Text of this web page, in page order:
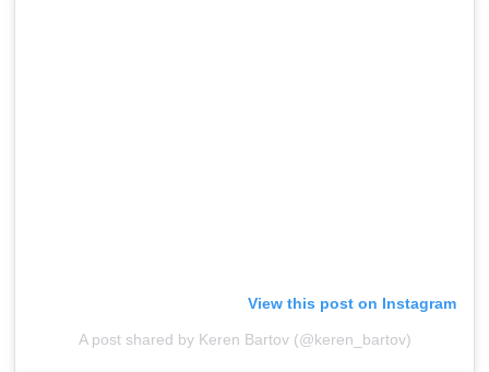
View this post on Instagram
A post shared by Keren Bartov (@keren_bartov)